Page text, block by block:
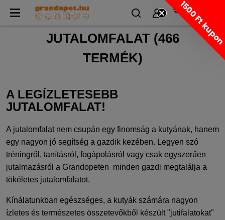
JUTALOMFALAT(466
TERMÉK)
A LEGÍZLETESEBB
JUTALOMFALAT!
A jutalomfalat nem csupán egy finomság a kutyának, hanem
egy nagyon jó segítség a gazdik kezében. Legyen szó
tréningről, tanításról, fogápolásról vagy csak egyszerűen
jutalmazásról a Grandopeten minden gazdi megtalálja a
tökéletes jutalomfalatot.
Kínálatunkban egészséges, a kutyák számára nagyon
ízletes és természetes összetevőkből készült "jutifalatokat"
1500 Ft